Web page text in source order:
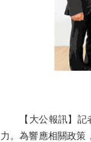
【大公報訊】記者
力。為響應相關政策